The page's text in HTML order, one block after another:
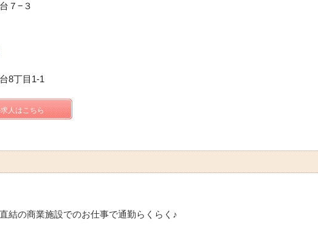
７−３
8丁目1-1
人はこちら
結の商業施設でのお仕事で通勤らくらく♪